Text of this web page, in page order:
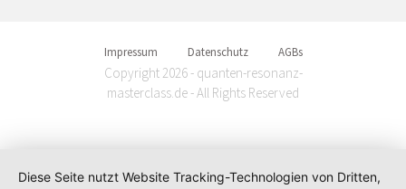
Impressum Datenschutz AGBs
Copyright 2026 - quanten-resonanz-
masterclass.de - All Rights Reserved
Diese Seite nutzt Website Tracking-Technologien von Dritten,